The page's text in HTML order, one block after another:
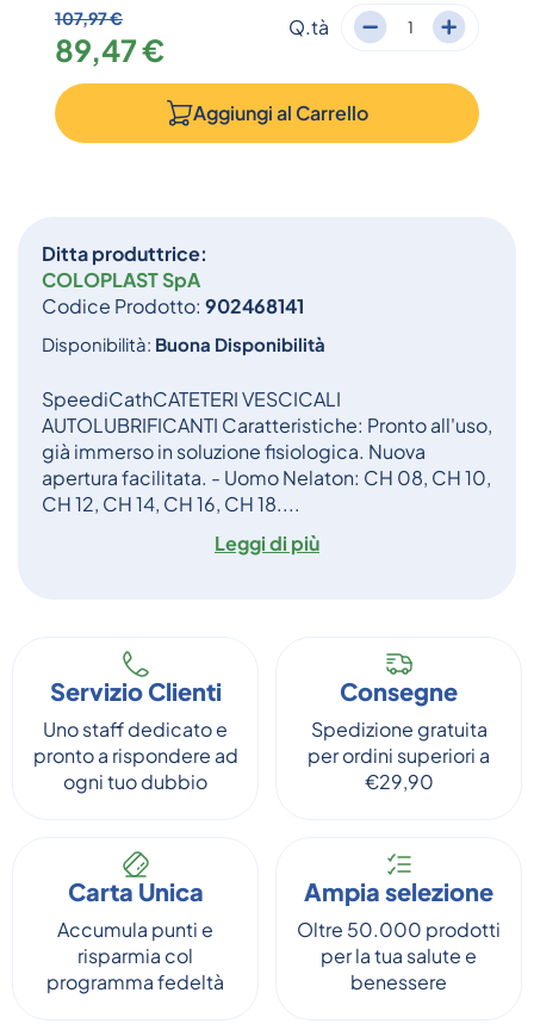
Ditta produttrice:
COLOPLAST SpA
Codice Prodotto: 902468141
Disponibilità: Buona Disponibilità
SpeediCathCATETERI VESCICALI
AUTOLUBRIFICANTI Caratteristiche: Pronto all'uso,
già immerso in soluzione fisiologica. Nuova
apertura facilitata. - Uomo Nelaton: CH 08, CH 10,
CH 12, CH 14, CH 16, CH 18....
Leggi di più
107,97 €
89,47 €
Q.tà
Aggiungi al Carrello
Servizio Clienti
Uno staff dedicato e
pronto a rispondere ad
ogni tuo dubbio
Consegne
Spedizione gratuita
per ordini superiori a
€29,90
Carta Unica
Accumula punti e
risparmia col
programma fedeltà
Ampia selezione
Oltre 50.000 prodotti
per la tua salute e
benessere